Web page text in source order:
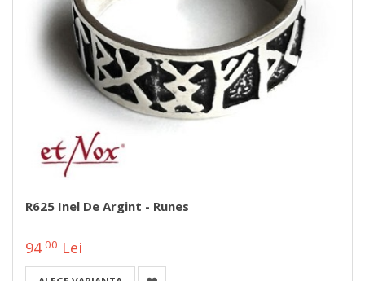
R625 Inel De Argint - Runes
94 00 Lei